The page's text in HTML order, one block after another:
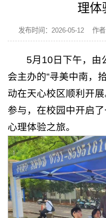
理体
发布时间：2026-05-12 作
5月10日下午，由
会主办的“寻美中南，
动在天心校区顺利开
参与，在校园中开启
心理体验之旅。